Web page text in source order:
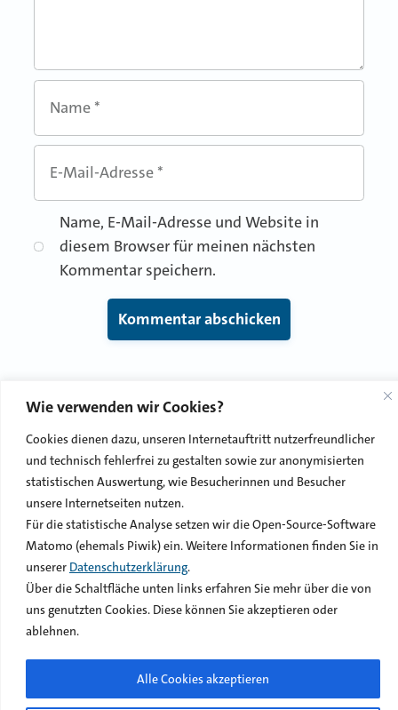
Wie verwenden wir Cookies?
Cookies dienen dazu, unseren Internetauftritt nutzerfreundlicher
und technisch fehlerfrei zu gestalten sowie zur anonymisierten
statistischen Auswertung, wie Besucherinnen und Besucher
unsere Internetseiten nutzen.
Für die statistische Analyse setzen wir die Open-Source-Software
Matomo (ehemals Piwik) ein. Weitere Informationen finden Sie in
unserer Datenschutzerklärung.
Über die Schaltfläche unten links erfahren Sie mehr über die von
uns genutzten Cookies. Diese können Sie akzeptieren oder
ablehnen.
Alle Cookies akzeptieren
Name *
E-Mail-Adresse *
Name, E-Mail-Adresse und Website in
diesem Browser für meinen nächsten
Kommentar speichern.
© 2026 LWVblog
Impressum Datenschutzerklärung
Netiquette
Kontakt